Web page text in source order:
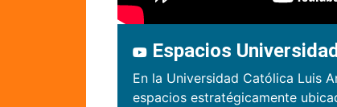
Espacios
En la Universidad Católica Luis
espacios estratégicamente